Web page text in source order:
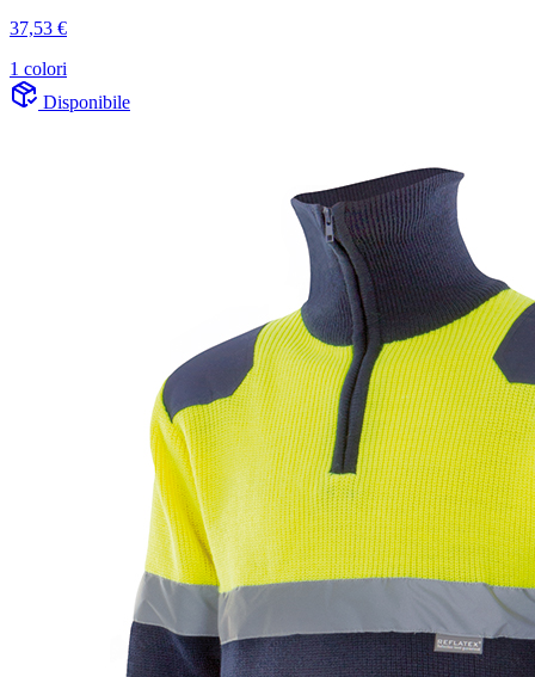
37,53 €
1 colori
Disponibile